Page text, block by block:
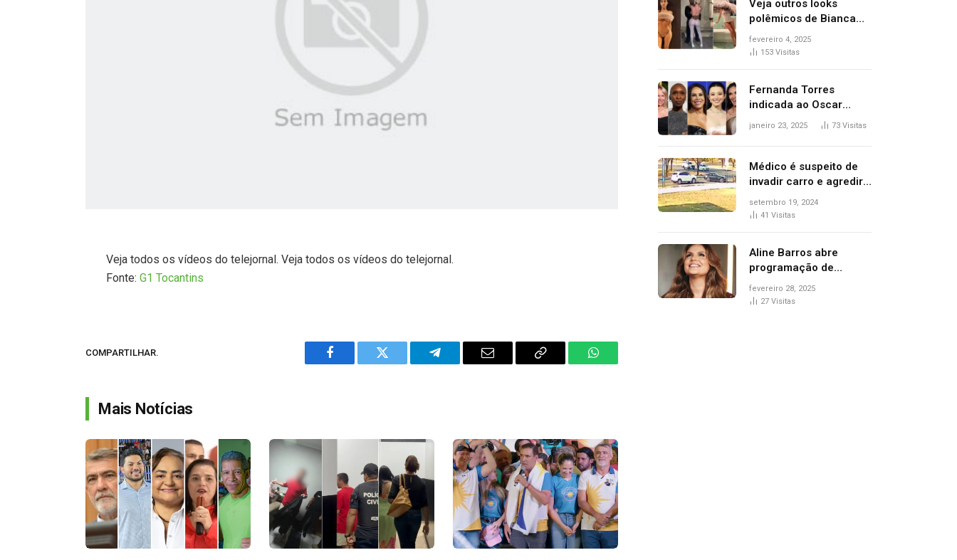
Veja todos os vídeos do telejornal. Veja todos os vídeos do telejornal.
Fonte:G1 Tocantins
COMPARTILHAR.
Facebook Twitter Telegram Email
Copy
WhatsApp
Mais Notícias
Veja outros looks
polêmicos de Bianca
Censori, esposa de
Kanye West que
fevereiro 4, 2025
153 Visitas
Fernanda Torres
indicada ao Oscar
2025: veja as
janeiro 23, 2025 73 Visitas
Médico é suspeito de
invadir carro e agredir
delegado aposentado
durante confusão no
setembro 19, 2024
41 Visitas
Aline Barros abre
programação de
Carnaval na Praça dos
Girassóis nesta sexta-
fevereiro 28, 2025
27 Visitas